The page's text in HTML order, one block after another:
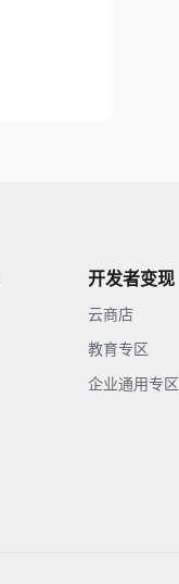
开发者变现
云商店
教育专区
企业通用专区